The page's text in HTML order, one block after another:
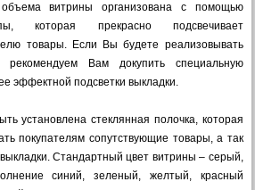
объема витрины организована с помощью
которая прекрасно подсвечивает
товары. Если Вы будете реализовывать
Вам докупить специальную
эффектной подсветки выкладки.
установлена стеклянная полочка, которая
покупателям сопутствующие товары, а так
Стандартный цвет витрины – серый,
синий, зеленый, желтый, красный